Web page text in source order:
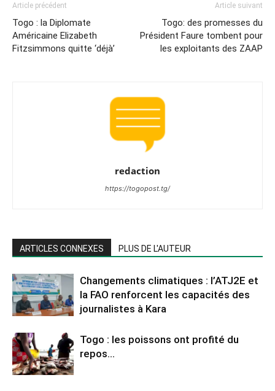
Article précédent
Togo : la Diplomate
Américaine Elizabeth
Fitzsimmons quitte ‘déjà’
Article suivant
Togo: des promesses du
Président Faure tombent pour
les exploitants des ZAAP
redaction
https://togopost.tg/
ARTICLES CONNEXES PLUS DE L'AUTEUR
Changements climatiques : l’ATJ2E et
la FAO renforcent les capacités des
journalistes à Kara
Togo : les poissons ont profité du
repos…